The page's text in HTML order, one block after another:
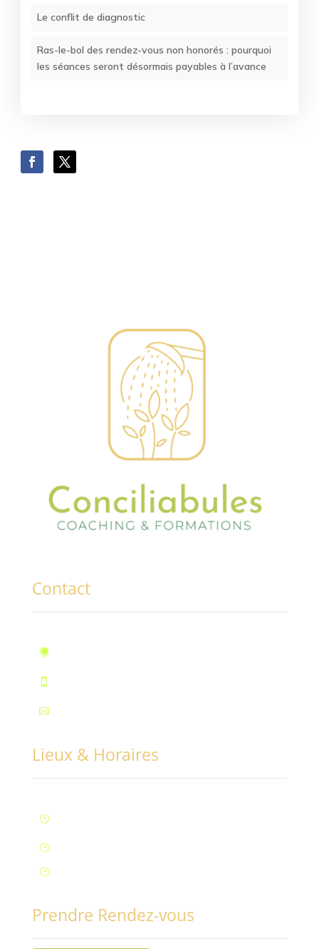
Le conflit de diagnostic
Ras-le-bol des rendez-vous non honorés : pourquoi
les séances seront désormais payables à l’avance
Contact



Lieux & Horaires
}
}
}
Prendre Rendez-vous